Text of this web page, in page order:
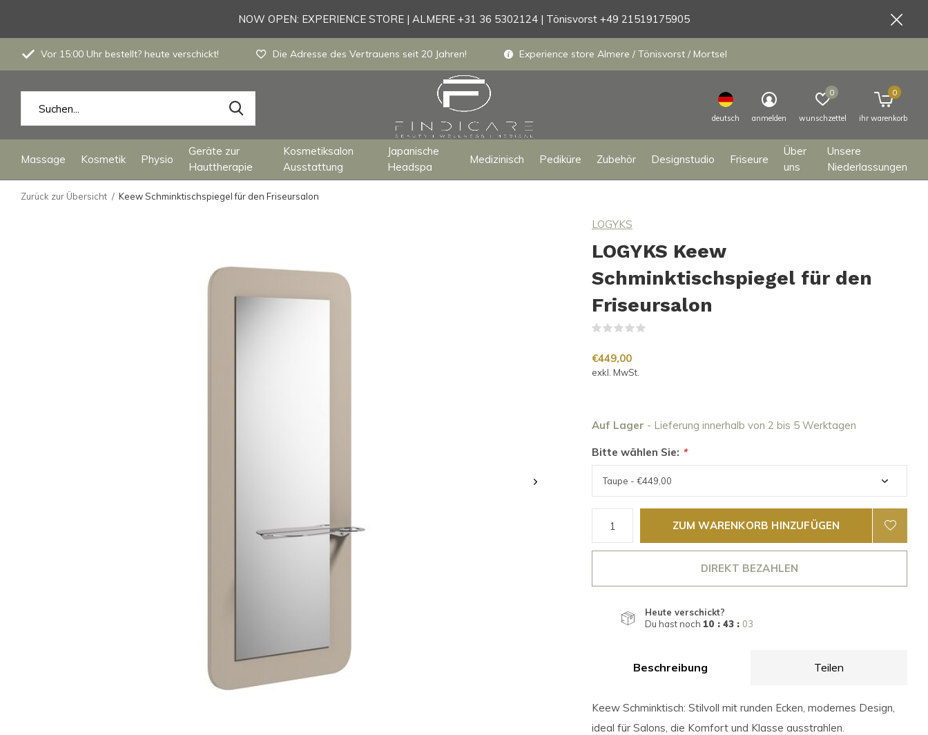
Massage Kosmetik Physio
Geräte zur
Hauttherapie
Kosmetiksalon
Ausstattung
Japanische
Headspa
Medizinisch Pediküre Zubehör Designstudio Friseure
Über
uns
Unsere
Niederlassungen
deutsch anmelden wunschzettel
0
ihr warenkorb
0
Vor 15:00 Uhr bestellt? heute verschickt! Die Adresse des Vertrauens seit 20 Jahren! Experience store Almere / Tönisvorst / Mortsel
NOW OPEN: EXPERIENCE STORE | ALMERE +31 36 5302124 | Tönisvorst +49 21519175905
Zurück zur Übersicht Keew Schminktischspiegel für den Friseursalon
LOGYKS
LOGYKS Keew
Schminktischspiegel für den
Friseursalon
€449,00
exkl. MwSt.
Auf Lager - Lieferung innerhalb von 2 bis 5 Werktagen
Bitte wählen Sie: *
ZUM WARENKORB HINZUFÜGEN
DIREKT BEZAHLEN
Heute verschickt?
Du hast noch 10 : 43 : 02
Beschreibung Teilen
Keew Schminktisch: Stilvoll mit runden Ecken, modernes Design,
ideal für Salons, die Komfort und Klasse ausstrahlen.